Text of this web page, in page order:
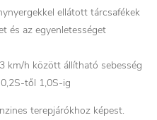
ellátott tárcsafékek
és az egyenletességet
km/h között állítható sebesség
től 1,0S-ig
terepjárókhoz képest.